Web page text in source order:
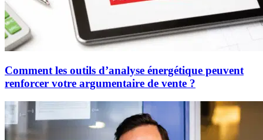
Comment les outils d’analyse énergétique peuvent
renforcer votre argumentaire de vente ?